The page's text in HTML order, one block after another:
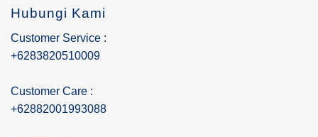
Hubungi Kami
Customer Service :
+6283820510009
Customer Care :
+62882001993088